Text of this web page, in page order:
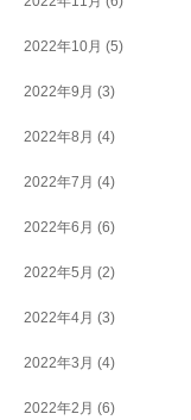
2022年10月 (5)
2022年9月 (3)
2022年8月 (4)
2022年7月 (4)
2022年6月 (6)
2022年5月 (2)
2022年4月 (3)
2022年3月 (4)
2022年2月 (6)